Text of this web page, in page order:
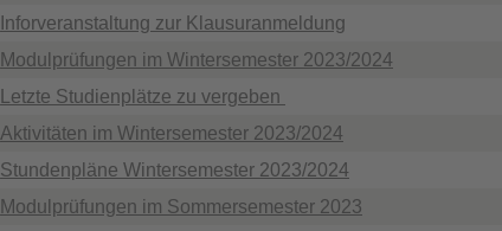
Inforveranstaltung zur Klausuranmeldung
Modulprüfungen im Wintersemester 2023/2024
Letzte Studienplätze zu vergeben
Aktivitäten im Wintersemester 2023/2024
Stundenpläne Wintersemester 2023/2024
Modulprüfungen im Sommersemester 2023